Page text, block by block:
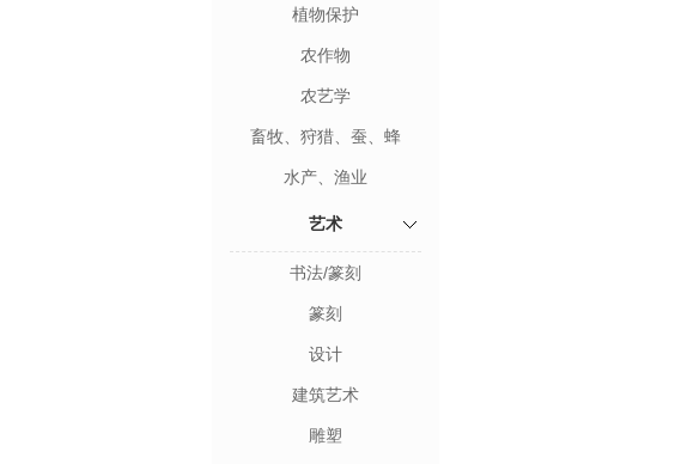
植物保护
农作物
农艺学
畜牧、狩猎、蚕、蜂
水产、渔业
艺术
书法/篆刻
篆刻
设计
建筑艺术
雕塑